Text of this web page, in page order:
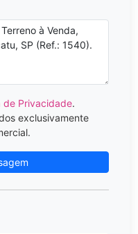
de Privacidade.
exclusivamente